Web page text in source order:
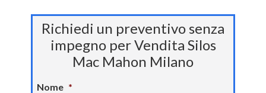
Richiedi un preventivo senza
impegno per Vendita Silos
Mac Mahon Milano
Nome *